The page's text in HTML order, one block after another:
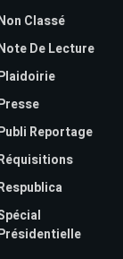
Classé
De Lecture
Reportage